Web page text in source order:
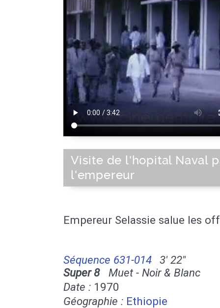
Visite de l'hopital Naval
l'empereur
Empereur Selassie salue les
Séquence 631-014
3' 22''
Super 8Muet - Noir & Blanc
Date : 1970
Géographie : Ethiopie